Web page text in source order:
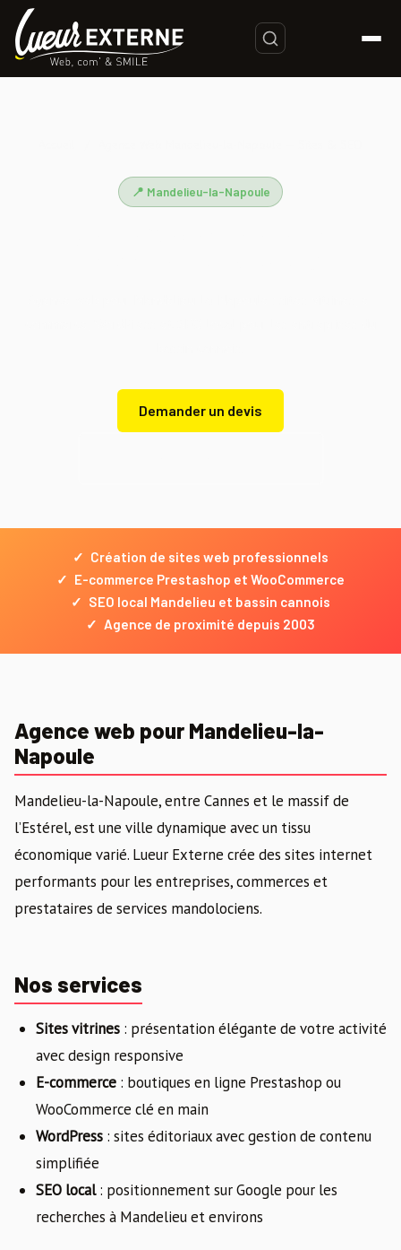
📍 Mandelieu-la-Napoule
Demander un devis
✓ Création de sites web professionnels
✓ E-commerce Prestashop et WooCommerce
✓ SEO local Mandelieu et bassin cannois
✓ Agence de proximité depuis 2003
Agence web pour Mandelieu-la-
Napoule
Mandelieu-la-Napoule, entre Cannes et le massif de
l’Estérel, est une ville dynamique avec un tissu
économique varié. Lueur Externe crée des sites internet
performants pour les entreprises, commerces et
prestataires de services mandolociens.
Nos services
Sites vitrines : présentation élégante de votre activité
avec design responsive
E-commerce : boutiques en ligne Prestashop ou
WooCommerce clé en main
WordPress : sites éditoriaux avec gestion de contenu
simplifiée
SEO local: positionnement sur Google pour les
recherches à Mandelieu et environs